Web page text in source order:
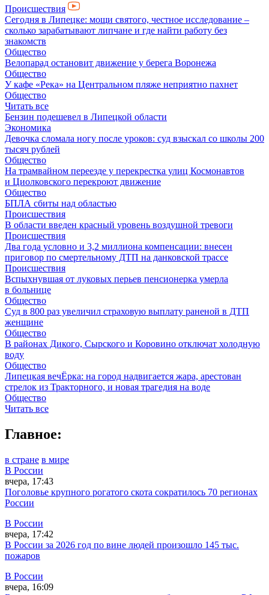
Происшествия
Сегодня в Липецке: мощи святого, честное исследование –
сколько зарабатывают липчане и где найти работу без
знакомств
Общество
Велопарад остановит движение у берега Воронежа
Общество
У кафе «Река» на Центральном пляже неприятно пахнет
Общество
Читать все
Бензин подешевел в Липецкой области
Экономика
Девочка сломала ногу после уроков: суд взыскал со школы 200
тысяч рублей
Общество
На трамвайном переезде у перекрестка улиц Космонавтов
и Циолковского перекроют движение
Общество
БПЛА сбиты над областью
Происшествия
В области введен красный уровень воздушной тревоги
Происшествия
Два года условно и 3,2 миллиона компенсации: внесен
приговор по смертельному ДТП на данковской трассе
Происшествия
Вспыхнувшая от луковых перьев пенсионерка умерла
в больнице
Общество
Суд в 800 раз увеличил страховую выплату раненой в ДТП
женщине
Общество
В районах Дикого, Сырского и Коровино отключат холодную
воду
Общество
Липецкая вечЁрка: на город надвигается жара, арестован
стрелок из Тракторного, и новая трагедия на воде
Общество
Читать все
Главное:
в стране в мире
В России
вчера, 17:43
Поголовье крупного рогатого скота сократилось 70 регионах
России
В России
вчера, 17:42
В России за 2026 год по вине людей произошло 145 тыс.
пожаров
В России
вчера, 16:09